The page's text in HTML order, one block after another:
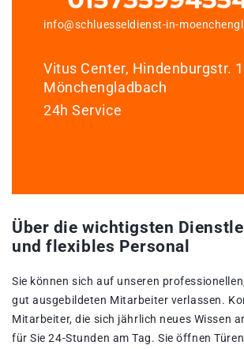
info@schluesseldienst-in-
Vitus Center, Hindenburgstr.
Mönchengladbach
24h Service
Über die wichtigsten
und flexibles Personal
Sie können sich auf unseren
gut ausgebildeten Mitarbeiter verlassen.
Mitarbeiter, die sich jährlich neues Wissen
für Sie 24-Stunden am Tag. Sie öffnen